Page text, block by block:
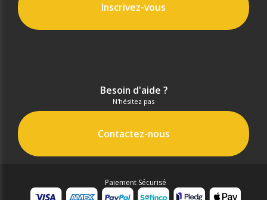
Inscrivez-vous
Besoin d'aide ?
N'hésitez pas
Contactez-nous
Paiement Sécurisé